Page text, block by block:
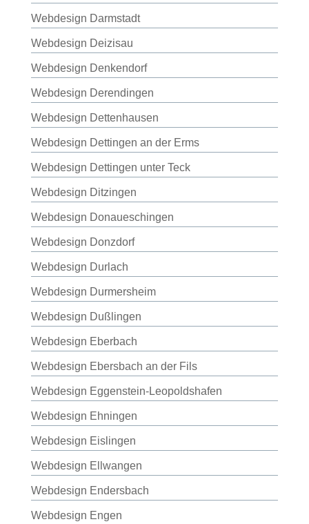
Webdesign Darmstadt
Webdesign Deizisau
Webdesign Denkendorf
Webdesign Derendingen
Webdesign Dettenhausen
Webdesign Dettingen an der Erms
Webdesign Dettingen unter Teck
Webdesign Ditzingen
Webdesign Donaueschingen
Webdesign Donzdorf
Webdesign Durlach
Webdesign Durmersheim
Webdesign Dußlingen
Webdesign Eberbach
Webdesign Ebersbach an der Fils
Webdesign Eggenstein-Leopoldshafen
Webdesign Ehningen
Webdesign Eislingen
Webdesign Ellwangen
Webdesign Endersbach
Webdesign Engen